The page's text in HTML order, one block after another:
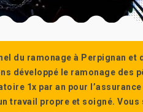
du ramonage à Perpignan et
développé le ramonage
1x par an pour
travail propre et soigné.